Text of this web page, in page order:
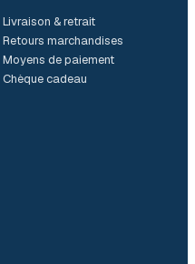
Livraison & retrait
Retours marchandises
Moyens de paiement
Chèque cadeau